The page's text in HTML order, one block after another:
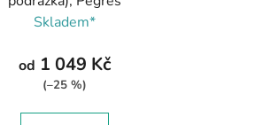
Skladem*
od 1 049 Kč
(–25 %)